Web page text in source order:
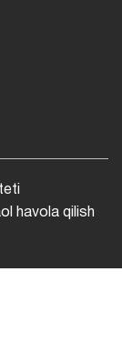
havola qilish